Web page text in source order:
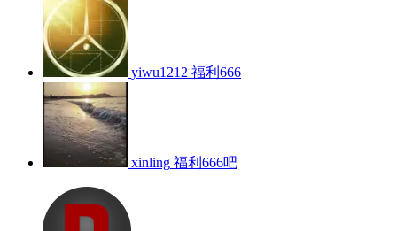
yiwu1212 福利666
xinling 福利666吧